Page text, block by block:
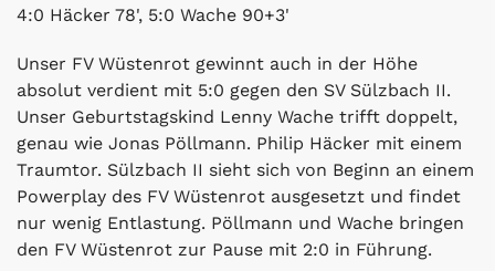
4:0 Häcker 78', 5:0 Wache 90+3'
Unser FV Wüstenrot gewinnt auch in der Höhe
absolut verdient mit 5:0 gegen den SV Sülzbach II.
Unser Geburtstagskind Lenny Wache trifft doppelt,
genau wie Jonas Pöllmann. Philip Häcker mit einem
Traumtor. Sülzbach II sieht sich von Beginn an einem
Powerplay des FV Wüstenrot ausgesetzt und findet
nur wenig Entlastung. Pöllmann und Wache bringen
den FV Wüstenrot zur Pause mit 2:0 in Führung.